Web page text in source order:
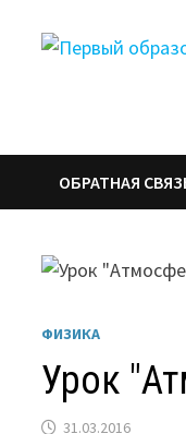
ОБРАТНАЯ
ФИЗИКА
Урок
31.03.2016